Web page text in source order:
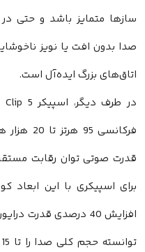
سازها متمایز باشد و حتی
صدا بدون افت یا نویز
اتاق‌های بزرگ ایده‌آل است.
فرکانسی
برای اسپیکری با این ابعاد